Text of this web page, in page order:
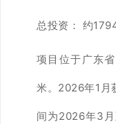
总投资： 约
项目位于广东
米。2026年1月
间为2026年3